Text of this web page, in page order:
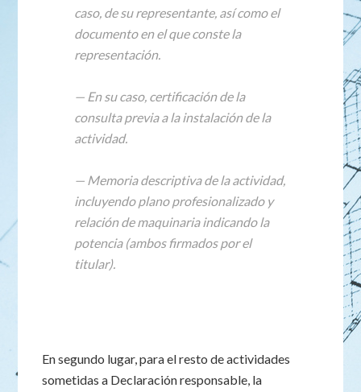
caso, de su representante, así como el
documento en el que conste la
representación.
— En su caso, certificación de la
consulta previa a la instalación de la
actividad.
— Memoria descriptiva de la actividad,
incluyendo plano profesionalizado y
relación de maquinaria indicando la
potencia (ambos firmados por el
titular).
En segundo lugar, para el resto de actividades
sometidas a Declaración responsable, la